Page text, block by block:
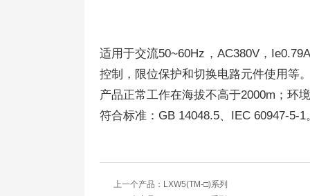
适用于交流50~60Hz，AC380V，
控制，限位保护和切换电路元件使用等
产品正常工作在海拔不高于2000m；
符合标准：GB 14048.5、IEC 60947-5-1
上一个产品： LXW5(TM-□)系列